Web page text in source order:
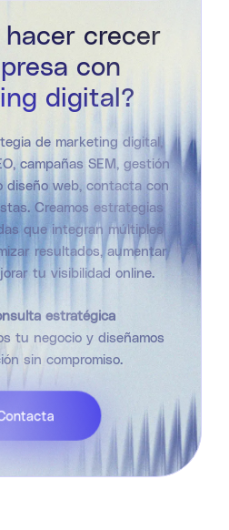
hacer crecer
con
digital?
de marketing digital,
campañas SEM, gestión
diseño web, contacta con
Creamos estrategias
que integran múltiples
resultados, aumentar
tu visibilidad online.
estratégica
tu negocio y diseñamos
sin compromiso.